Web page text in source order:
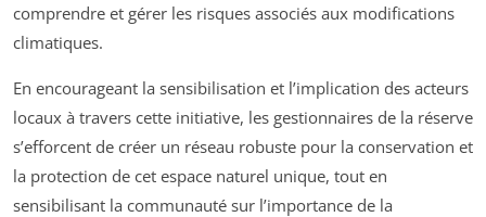
comprendre et gérer les risques associés aux modifications
climatiques.
En encourageant la sensibilisation et l’implication des acteurs
locaux à travers cette initiative, les gestionnaires de la réserve
s’efforcent de créer un réseau robuste pour la conservation et
la protection de cet espace naturel unique, tout en
sensibilisant la communauté sur l’importance de la